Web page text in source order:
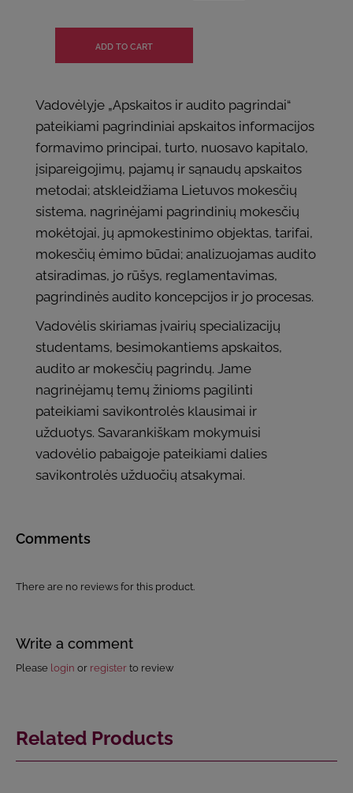
Vadovėlyje „Apskaitos ir audito pagrindai“
pateikiami pagrindiniai apskaitos informacijos
formavimo principai, turto, nuosavo kapitalo,
įsipareigojimų, pajamų ir sąnaudų apskaitos
metodai; atskleidžiama Lietuvos mokesčių
sistema, nagrinėjami pagrindinių mokesčių
mokėtojai, jų apmokestinimo objektas, tarifai,
mokesčių ėmimo būdai; analizuojamas audito
atsiradimas, jo rūšys, reglamentavimas,
pagrindinės audito koncepcijos ir jo procesas.
Vadovėlis skiriamas įvairių specializacijų
studentams, besimokantiems apskaitos,
audito ar mokesčių pagrindų. Jame
nagrinėjamų temų žinioms pagilinti
pateikiami savikontrolės klausimai ir
užduotys. Savarankiškam mokymuisi
vadovėlio pabaigoje pateikiami dalies
savikontrolės užduočių atsakymai.
Comments
There are no reviews for this product.
Write a comment
Please login or register to review
Related Products